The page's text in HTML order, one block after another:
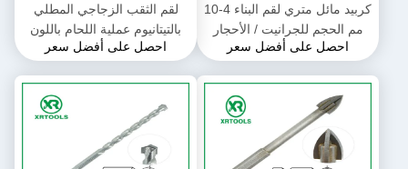
كربيد مائل متري لقم البناء 4-10
مم الحجم للجرانيت / الأحجار
احصل على أفضل سعر
لقم الثقب الزجاجي المطلي
بالتيتانيوم عملية اللحام باللون
الذهبي
احصل على أفضل سعر